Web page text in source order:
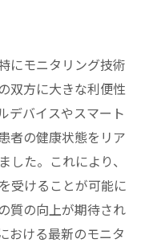
にモニタリング技術
双方に大きな利便性
デバイスやスマート
者の健康状態をリア
た。これにより、
受けることが可能に
質の向上が期待され
おける最新のモニタ